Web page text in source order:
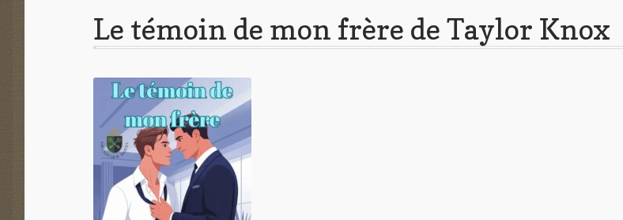
Le témoin de mon frère de Taylor Knox